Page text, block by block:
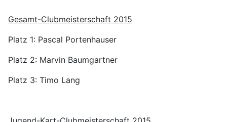
Gesamt-Clubmeisterschaft 2015
Platz 1: Pascal Portenhauser
Platz 2: Marvin Baumgartner
Platz 3: Timo Lang